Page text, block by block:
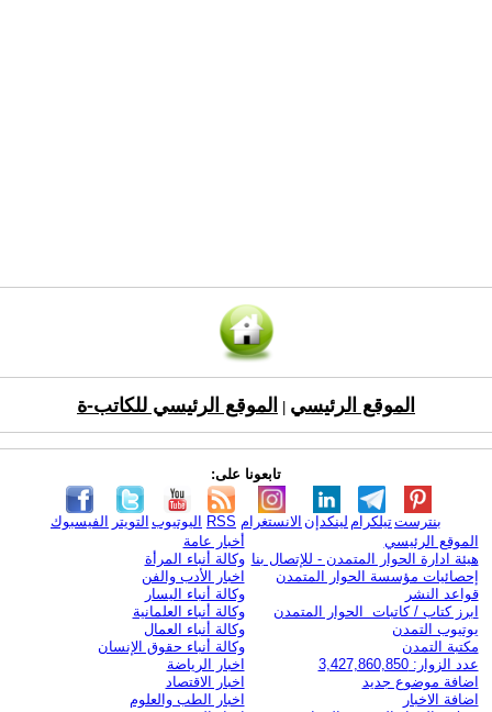
الموقع الرئيسي الموقع الرئيسي للكاتب-ة
تابعونا على:
الفيسبوك التويتر اليوتيوب RSS الانستغرام لينكدإن تيلكرامبنترست
الموقع الرئيسي
هيئة ادارة الحوار المتمدن - للإتصال بنا
إحصائيات مؤسسة الحوار المتمدن
قواعد النشر
ابرز كتاب / كاتبات الحوار المتمدن
يوتيوب التمدن
مكتبة التمدن
عدد الزوار: 3,427,860,850
اضافة موضوع جديد
اضافة الاخبار
أخبار عامة
وكالة أنباء المرأة
اخبار الأدب والفن
وكالة أنباء اليسار
وكالة أنباء العلمانية
وكالة أنباء العمال
وكالة أنباء حقوق الإنسان
اخبار الرياضة
اخبار الاقتصاد
اخبار الطب والعلوم